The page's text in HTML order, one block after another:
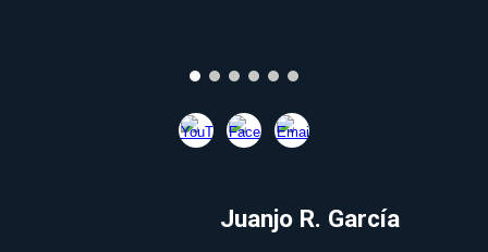
Juanjo R. García